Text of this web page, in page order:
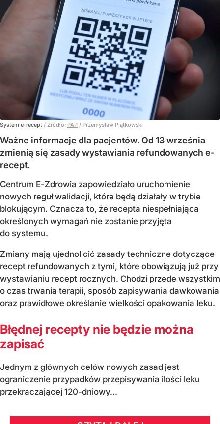
System e-recept / Źródło: PAP / Przemysław Piątkowski
Ważne informacje dla pacjentów. Od 13 września
zmienią się zasady wystawiania refundowanych e-
recept.
Centrum E-Zdrowia zapowiedziało uruchomienie
nowych reguł walidacji, które będą działały w trybie
blokującym. Oznacza to, że recepta niespełniająca
określonych wymagań nie zostanie przyjęta
do systemu.
Zmiany mają ujednolicić zasady techniczne dotyczące
recept refundowanych z tymi, które obowiązują już przy
wystawianiu recept rocznych. Chodzi przede wszystkim
o czas trwania terapii, sposób zapisywania dawkowania
oraz prawidłowe określanie wielkości opakowania leku.
Błędnej recepty nie będzie można
zapisać
Jednym z głównych celów nowych zasad jest
ograniczenie przypadków przepisywania ilości leku
przekraczającej 120-dniowy...